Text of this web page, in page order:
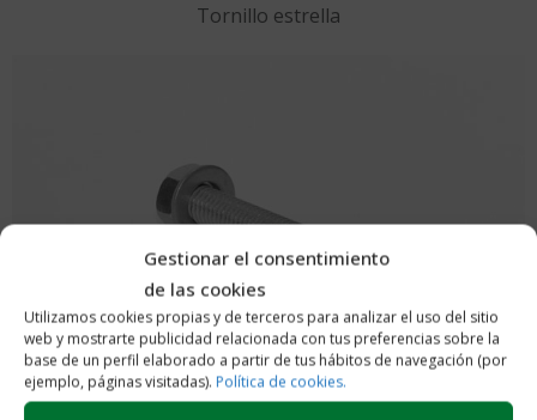
Gestionar el consentimiento
de las cookies
Utilizamos cookies propias y de terceros para analizar el uso del sitio
web y mostrarte publicidad relacionada con tus preferencias sobre la
base de un perfil elaborado a partir de tus hábitos de navegación (por
ejemplo, páginas visitadas). Política de cookies.
Tornillo estrella